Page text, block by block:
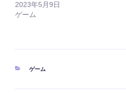
2023年5月9日
ゲーム
カ
ゲーム